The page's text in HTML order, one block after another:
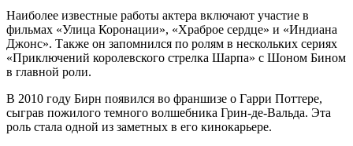
Наиболее известные работы актера включают участие в
фильмах «Улица Коронации», «Храброе сердце» и «Индиана
Джонс». Также он запомнился по ролям в нескольких сериях
«Приключений королевского стрелка Шарпа» с Шоном Бином
в главной роли.
В 2010 году Бирн появился во франшизе о Гарри Поттере,
сыграв пожилого темного волшебника Грин-де-Вальда. Эта
роль стала одной из заметных в его кинокарьере.